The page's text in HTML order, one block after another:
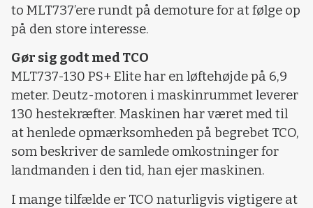
to MLT737’ere rundt på demoture for at følge op
på den store interesse.
Gør sig godt med TCO
MLT737-130 PS+ Elite har en løftehøjde på 6,9
meter. Deutz-motoren i maskinrummet leverer
130 hestekræfter. Maskinen har været med til
at henlede opmærksomheden på begrebet TCO,
som beskriver de samlede omkostninger for
landmanden i den tid, han ejer maskinen.
I mange tilfælde er TCO naturligvis vigtigere at